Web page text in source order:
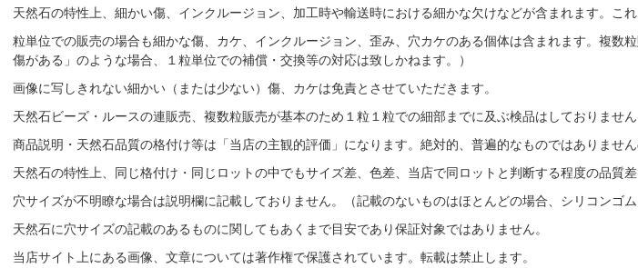
天然石の特性上、細かい傷、インクルージョン、加工時や輸送時における細かな欠けなどが含まれます。こ
粒単位での販売の場合も細かな傷、カケ、インクルージョン、歪み、穴カケのある個体は含まれます。複数
傷がある」のような場合、１粒単位での補償・交換等の対応は致しかねます。）
画像に写しきれない細かい（または少ない）傷、カケは免責とさせていただきます。
天然石ビーズ・ルースの連販売、複数粒販売が基本のため１粒１粒での細部までに及ぶ検品はしておりません
商品説明・天然石品質の格付け等は「当店の主観的評価」になります。絶対的、普遍的なものではありませ
天然石の特性上、同じ格付け・同じロットの中でもサイズ差、色差、当店で同ロットと判断する程度の品質差
穴サイズが不明瞭な場合は説明欄に記載しておりません。（記載のないものはほとんどの場合、シリコンゴ
天然石に穴サイズの記載のあるものに関してもあくまで目安であり保証対象ではありません。
当店サイト上にある画像、文章については著作権で保護されています。転載は禁止します。